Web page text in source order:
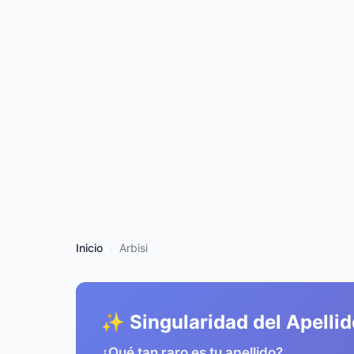
Inicio Arbisi
✨ Singularidad del